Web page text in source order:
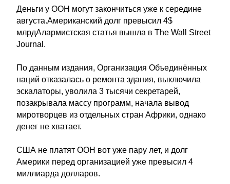
Деньги у ООН могут закончиться уже к середине
августа.Американский долг превысил 4$
млрдАлармистская статья вышла в The Wall Street
Journal.
По данным издания, Организация Объединённых
наций отказалась о ремонта здания, выключила
эскалаторы, уволила 3 тысячи секретарей,
позакрывала массу программ, начала вывод
миротворцев из отдельных стран Африки, однако
денег не хватает.
США не платят ООН вот уже пару лет, и долг
Америки перед организацией уже превысил 4
миллиарда долларов.